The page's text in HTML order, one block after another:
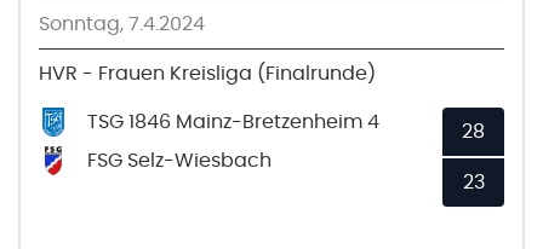
Sonntag, 7.4.2024
HVR - Frauen Kreisliga (Finalrunde)
TSG 1846 Mainz-Bretzenheim 4
FSG Selz-Wiesbach
28
23